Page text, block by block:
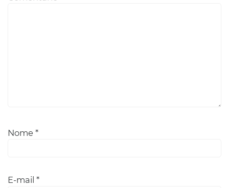
Nome *
E-mail *